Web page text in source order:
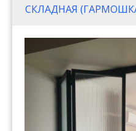
Сделать заказ
"Заказать".
Менеджер